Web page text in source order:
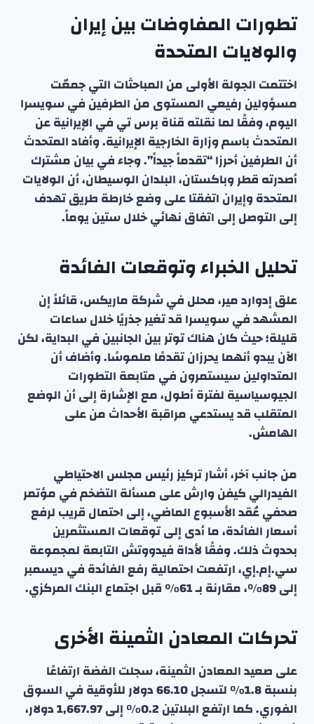
تطورات المفاوضات بين إيران
والولايات المتحدة
اختتمت الجولة الأولى من المباحثات التي جمعّت
مسؤولين رفيعي المستوى من الطرفين في سويسرا
اليوم، وفقًا لما نقلته قناة برس تي في الإيرانية عن
المتحدث باسم وزارة الخارجية الإيرانية. وأفاد المتحدث
أن الطرفين أحرزا “تقدماً جيداً”. وجاء في بيان مشترك
أصدرته قطر وباكستان، البلدان الوسيطان، أن الولايات
المتحدة وإيران اتفقتا على وضع خارطة طريق تهدف
إلى التوصل إلى اتفاق نهائي خلال ستين يوماً.
تحليل الخبراء وتوقعات الفائدة
علق إدوارد مير، محلل في شركة ماريكس، قائلاً إن
المشهد في سويسرا قد تغير جذريًا خلال ساعات
قليلة؛ حيث كان هناك توتر بين الجانبين في البداية، لكن
الآن يبدو أنهما يحرزان تقدمًا ملموسًا. وأضاف أن
المتداولين سيستمرون في متابعة التطورات
الجيوسياسية لفترة أطول، مع الإشارة إلى أن الوضع
المتقلب قد يستدعي مراقبة الأحداث من على
الهامش.
من جانب آخر، أشار تركيز رئيس مجلس الاحتياطي
الفيدرالي كيفن وارش على مسألة التضخم في مؤتمر
صحفي عُقد الأسبوع الماضي، إلى احتمال قريب لرفع
أسعار الفائدة، ما أدى إلى توقعات المستثمرين
بحدوث ذلك. وفقًا لأداة فيدووتش التابعة لمجموعة
سي.إم.إي، ارتفعت احتمالية رفع الفائدة في ديسمبر
إلى 89٪، مقارنة بـ 61٪ قبل اجتماع البنك المركزي.
تحركات المعادن الثمينة الأخرى
على صعيد المعادن الثمينة، سجلت الفضة ارتفاعًا
بنسبة 1.8٪ لتسجل 66.10 دولار للأوقية في السوق
الفوري. كما ارتفع البلاتين 0.2٪ إلى 1,667.97 دولار،